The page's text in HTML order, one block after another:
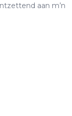
aan m’n